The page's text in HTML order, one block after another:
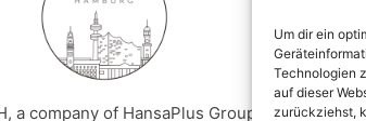
Um dir ein
Technologien
auf dieser
zurückziehst,
company of HansaPlus Group, Powered by